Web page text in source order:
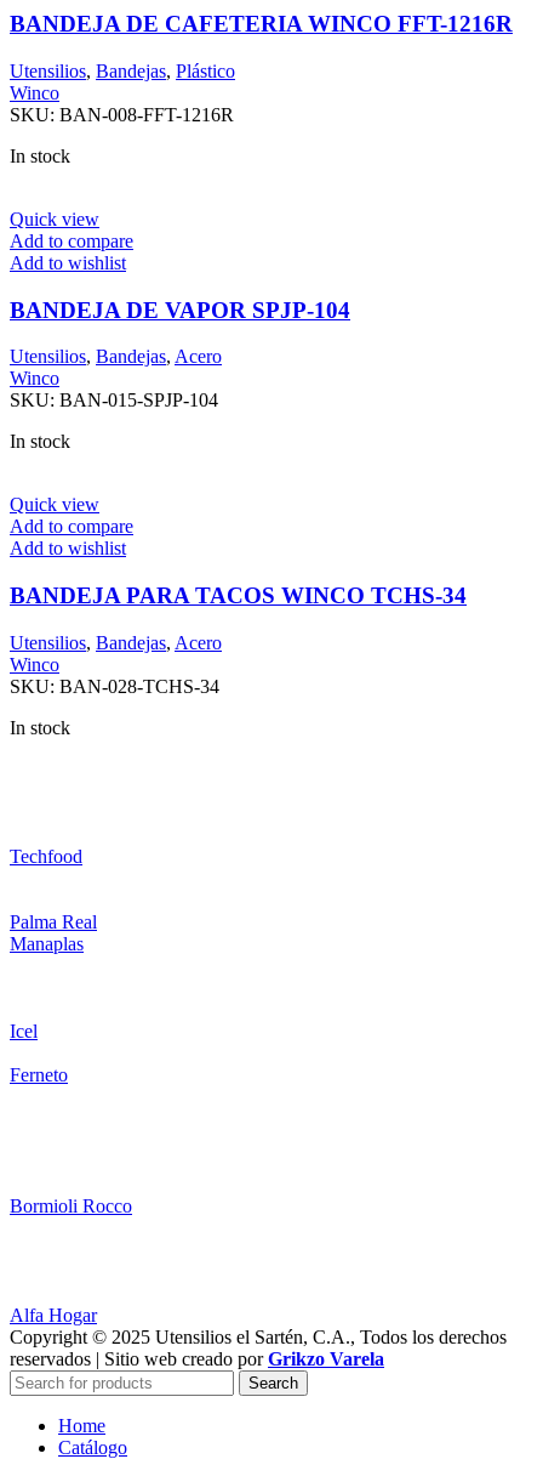
BANDEJA DE CAFETERIA WINCO FFT-1216R
Utensilios, Bandejas, Plástico
Winco
SKU: BAN-008-FFT-1216R
In stock
Quick view
Add to compare
Add to wishlist
BANDEJA DE VAPOR SPJP-104
Utensilios, Bandejas, Acero
Winco
SKU: BAN-015-SPJP-104
In stock
Quick view
Add to compare
Add to wishlist
BANDEJA PARA TACOS WINCO TCHS-34
Utensilios, Bandejas, Acero
Winco
SKU: BAN-028-TCHS-34
In stock
Techfood
Palma Real
Manaplas
Icel
Ferneto
Bormioli Rocco
Alfa Hogar
Copyright © 2025 Utensilios el Sartén, C.A., Todos los derechos
reservados | Sitio web creado porGrikzo Varela
Search
Home
Catálogo